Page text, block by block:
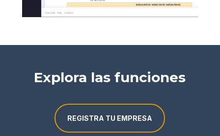
Explora las funciones
REGISTRA TU EMPRESA